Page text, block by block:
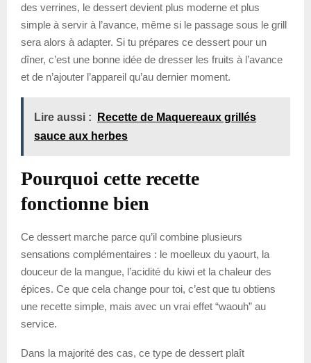
des verrines, le dessert devient plus moderne et plus
simple à servir à l’avance, même si le passage sous le grill
sera alors à adapter. Si tu prépares ce dessert pour un
dîner, c’est une bonne idée de dresser les fruits à l’avance
et de n’ajouter l’appareil qu’au dernier moment.
Lire aussi :
Recette de Maquereaux grillés
sauce aux herbes
Pourquoi cette recette
fonctionne bien
Ce dessert marche parce qu’il combine plusieurs
sensations complémentaires : le moelleux du yaourt, la
douceur de la mangue, l’acidité du kiwi et la chaleur des
épices. Ce que cela change pour toi, c’est que tu obtiens
une recette simple, mais avec un vrai effet “waouh” au
service.
Dans la majorité des cas, ce type de dessert plaît